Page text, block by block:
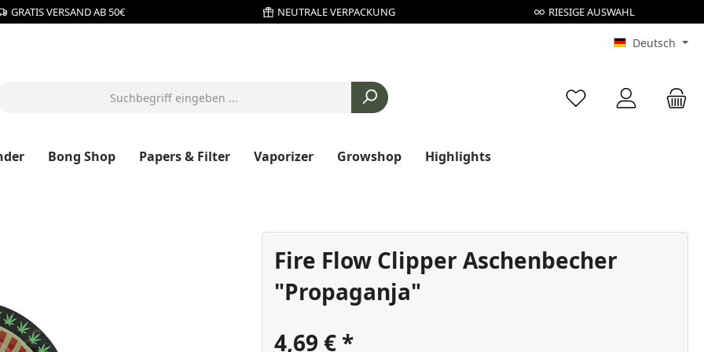
GRATIS VERSAND AB 50€ NEUTRALE VERPACKUNG RIESIGE AUSWAHL
Deutsch
Du hast 0 Produkte
Bong Shop Papers & Filter Vaporizer Growshop Highlights
Fire Flow Clipper Aschenbecher
"Propaganja"
4,69 €